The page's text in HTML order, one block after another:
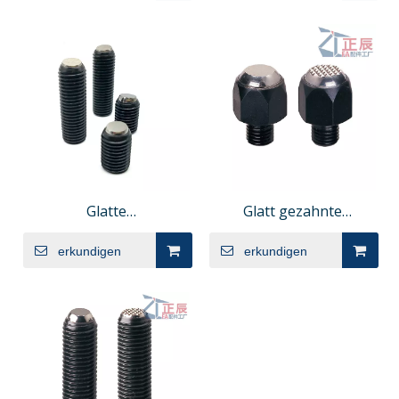
Glatte
Schwenkspannschraube
PT16A
erkundigen
Glatt gezahnte
Kugelkopfschraube
PT01 PT02
erkundigen